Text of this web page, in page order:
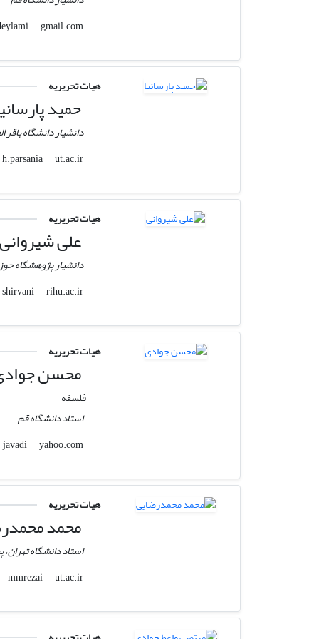
gmail.com
هیات تحریریه
حمید
دانشیار دانشگاه باقر
ut.ac.ir
هیات تحریریه
علی شیروانی
دانشیار پژوهشگاه
rihu.ac.ir
هیات تحریریه
محسن
فلسفه
استاد دانشگاه قم
yahoo.com
هیات تحریریه
محمد
استاد دانشگاه
ut.ac.ir